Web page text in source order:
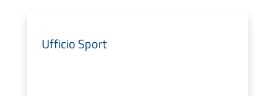
Ufficio Sport